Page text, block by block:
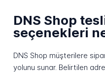
DNS Shop
seçenekleri
DNS Shop müşterilere
yolunu sunar. Belirtilen